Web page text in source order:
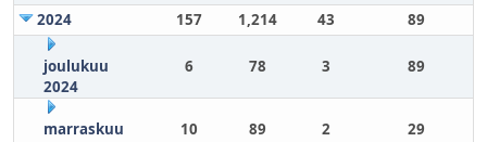
2024
157 1,214 43 89
joulukuu
2024
6 78 3 89
marraskuu
10 89 2 29